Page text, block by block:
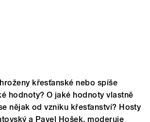
křesťanské nebo spíše
hodnoty? O jaké hodnoty vlastně
nějak od vzniku křesťanství? Hosty
a Pavel Hošek, moderuje